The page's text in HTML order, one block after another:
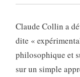
Claude Collin a
dite «
philosophique et
sur un simple